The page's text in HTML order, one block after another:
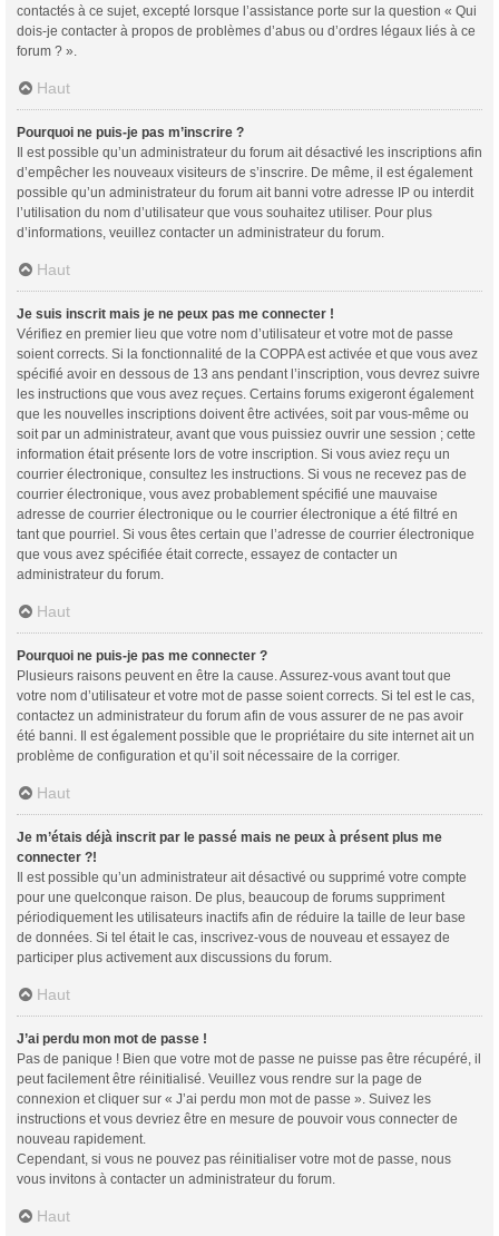
contactés à ce sujet, excepté lorsque l’assistance porte sur la question « Qui
dois-je contacter à propos de problèmes d’abus ou d’ordres légaux liés à ce
forum ? ».
Haut
Pourquoi ne puis-je pas m’inscrire ?
Il est possible qu’un administrateur du forum ait désactivé les inscriptions afin
d’empêcher les nouveaux visiteurs de s’inscrire. De même, il est également
possible qu’un administrateur du forum ait banni votre adresse IP ou interdit
l’utilisation du nom d’utilisateur que vous souhaitez utiliser. Pour plus
d’informations, veuillez contacter un administrateur du forum.
Haut
Je suis inscrit mais je ne peux pas me connecter !
Vérifiez en premier lieu que votre nom d’utilisateur et votre mot de passe
soient corrects. Si la fonctionnalité de la COPPA est activée et que vous avez
spécifié avoir en dessous de 13 ans pendant l’inscription, vous devrez suivre
les instructions que vous avez reçues. Certains forums exigeront également
que les nouvelles inscriptions doivent être activées, soit par vous-même ou
soit par un administrateur, avant que vous puissiez ouvrir une session ; cette
information était présente lors de votre inscription. Si vous aviez reçu un
courrier électronique, consultez les instructions. Si vous ne recevez pas de
courrier électronique, vous avez probablement spécifié une mauvaise
adresse de courrier électronique ou le courrier électronique a été filtré en
tant que pourriel. Si vous êtes certain que l’adresse de courrier électronique
que vous avez spécifiée était correcte, essayez de contacter un
administrateur du forum.
Haut
Pourquoi ne puis-je pas me connecter ?
Plusieurs raisons peuvent en être la cause. Assurez-vous avant tout que
votre nom d’utilisateur et votre mot de passe soient corrects. Si tel est le cas,
contactez un administrateur du forum afin de vous assurer de ne pas avoir
été banni. Il est également possible que le propriétaire du site internet ait un
problème de configuration et qu’il soit nécessaire de la corriger.
Haut
Je m’étais déjà inscrit par le passé mais ne peux à présent plus me
connecter ?!
Il est possible qu’un administrateur ait désactivé ou supprimé votre compte
pour une quelconque raison. De plus, beaucoup de forums suppriment
périodiquement les utilisateurs inactifs afin de réduire la taille de leur base
de données. Si tel était le cas, inscrivez-vous de nouveau et essayez de
participer plus activement aux discussions du forum.
Haut
J’ai perdu mon mot de passe !
Pas de panique ! Bien que votre mot de passe ne puisse pas être récupéré, il
peut facilement être réinitialisé. Veuillez vous rendre sur la page de
connexion et cliquer sur « J’ai perdu mon mot de passe ». Suivez les
instructions et vous devriez être en mesure de pouvoir vous connecter de
nouveau rapidement.
Cependant, si vous ne pouvez pas réinitialiser votre mot de passe, nous
vous invitons à contacter un administrateur du forum.
Haut